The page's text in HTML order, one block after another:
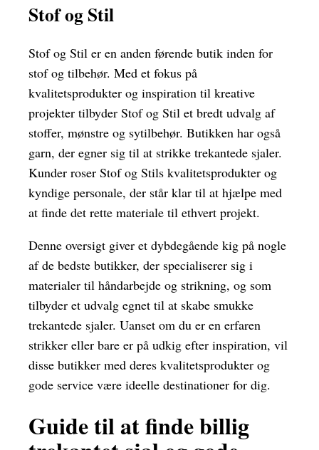
Stof og Stil
Stof og Stil er en anden førende butik inden for
stof og tilbehør. Med et fokus på
kvalitetsprodukter og inspiration til kreative
projekter tilbyder Stof og Stil et bredt udvalg af
stoffer, mønstre og sytilbehør. Butikken har også
garn, der egner sig til at strikke trekantede sjaler.
Kunder roser Stof og Stils kvalitetsprodukter og
kyndige personale, der står klar til at hjælpe med
at finde det rette materiale til ethvert projekt.
Denne oversigt giver et dybdegående kig på nogle
af de bedste butikker, der specialiserer sig i
materialer til håndarbejde og strikning, og som
tilbyder et udvalg egnet til at skabe smukke
trekantede sjaler. Uanset om du er en erfaren
strikker eller bare er på udkig efter inspiration, vil
disse butikker med deres kvalitetsprodukter og
gode service være ideelle destinationer for dig.
Guide til at finde billig